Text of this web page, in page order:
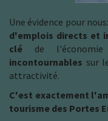
Une évidence pour
d'emplois directs et
clé de
incontournables sur
attractivité.
C'est exactement
tourisme des Portes